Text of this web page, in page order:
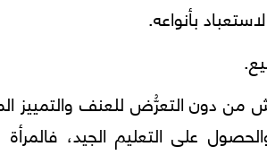
بأنواعه.
دون التعرُّض للعنف والتمييز
على التعليم الجيد،